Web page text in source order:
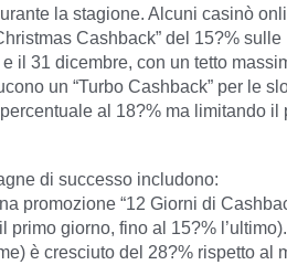
la stagione. Alcuni casinò
Cashback” del 15?% sulle
il 31 dicembre, con un tetto
un “Turbo Cashback” per le
al 18?% ma limitando il
di successo includono:
promozione “12 Giorni di
primo giorno, fino al 15?%
è cresciuto del 28?% rispetto al